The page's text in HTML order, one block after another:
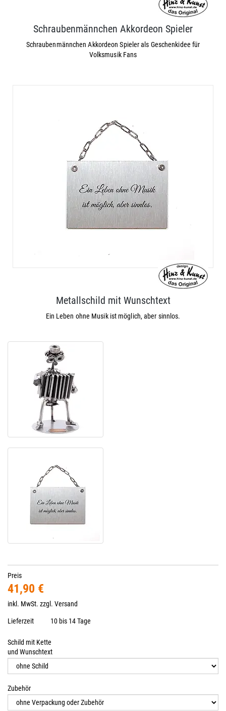
Schraubenmännchen Akkordeon Spieler
Schraubenmännchen Akkordeon Spieler als Geschenkidee für
Volksmusik Fans
Metallschild mit Wunschtext
Ein Leben ohne Musik ist möglich, aber sinnlos.
Preis
41,90 €
inkl. MwSt. zzgl. Versand
Lieferzeit 10 bis 14 Tage
Schild mit Kette
und Wunschtext
Zubehör